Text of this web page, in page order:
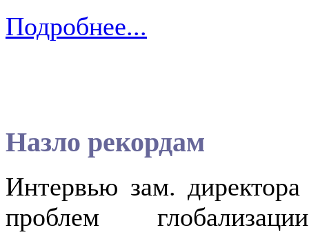
Подробнее...
Назло рекордам
Интервью зам.
проблем